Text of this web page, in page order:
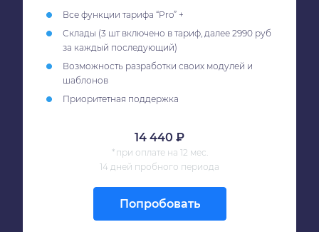
Все функции тарифа “Pro” +
Склады (3 шт включено в тариф, далее 2990 руб
за каждый последующий)
Возможность разработки своих модулей и
шаблонов
Приоритетная поддержка
14 440 ₽
*при оплате на 12 мес.
14 дней пробного периода
Попробовать